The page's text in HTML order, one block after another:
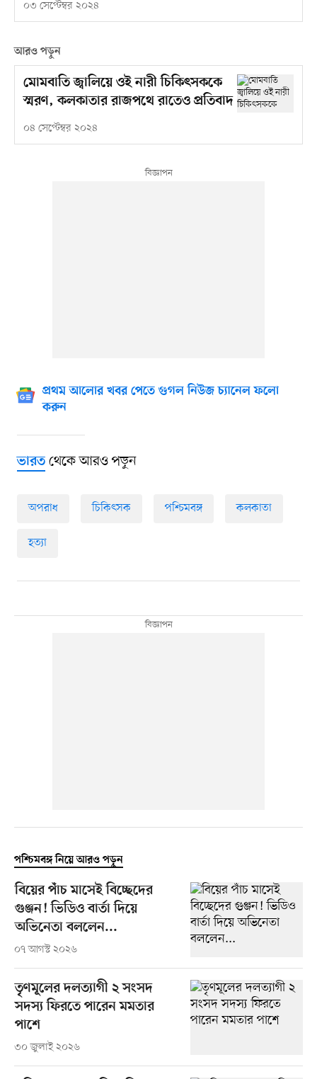
০৩ সেপ্টেম্বর ২০২৪
আরও পড়ুন
মোমবাতি জ্বালিয়ে ওই নারী চিকিৎসককে
স্মরণ, কলকাতার রাজপথে রাতেও প্রতিবাদ
০৪ সেপ্টেম্বর ২০২৪
প্রথম আলোর খবর পেতে গুগল নিউজ চ্যানেল ফলো
করুন
ভারতথেকে আরও পড়ুন
অপরাধ চিকিৎসক পশ্চিমবঙ্গ কলকাতা
হত্যা
পশ্চিমবঙ্গ নিয়ে আরও পড়ুন
বিয়ের পাঁচ মাসেই বিচ্ছেদের
গুঞ্জন! ভিডিও বার্তা দিয়ে
অভিনেতা বললেন...
০৭ আগস্ট ২০২৬
তৃণমূলের দলত্যাগী ২ সংসদ
সদস্য ফিরতে পারেন মমতার
পাশে
৩০ জুলাই ২০২৬